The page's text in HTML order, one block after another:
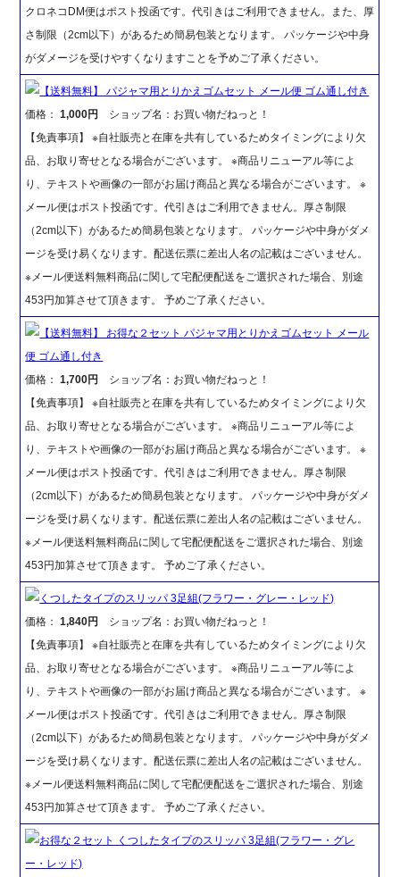
クロネコDM便はポスト投函です。代引きはご利用できません。また、厚
さ制限（2cm以下）があるため簡易包装となります。 パッケージや中身
がダメージを受けやすくなりますことを予めご了承ください。
【送料無料】 パジャマ用とりかえゴムセット メール便 ゴム通し付き
価格：1,000円
ショップ名：お買い物だねっと！
【免責事項】 ※自社販売と在庫を共有しているためタイミングにより欠
品、お取り寄せとなる場合がございます。 ※商品リニューアル等によ
り、テキストや画像の一部がお届け商品と異なる場合がございます。 ※
メール便はポスト投函です。代引きはご利用できません。厚さ制限
（2cm以下）があるため簡易包装となります。 パッケージや中身がダメ
ージを受け易くなります。配送伝票に差出人名の記載はございません。
※メール便送料無料商品に関して宅配便配送をご選択された場合、別途
453円加算させて頂きます。 予めご了承ください。
【送料無料】 お得な２セット パジャマ用とりかえゴムセット メール
便 ゴム通し付き
価格：1,700円
ショップ名：お買い物だねっと！
【免責事項】 ※自社販売と在庫を共有しているためタイミングにより欠
品、お取り寄せとなる場合がございます。 ※商品リニューアル等によ
り、テキストや画像の一部がお届け商品と異なる場合がございます。 ※
メール便はポスト投函です。代引きはご利用できません。厚さ制限
（2cm以下）があるため簡易包装となります。 パッケージや中身がダメ
ージを受け易くなります。配送伝票に差出人名の記載はございません。
※メール便送料無料商品に関して宅配便配送をご選択された場合、別途
453円加算させて頂きます。 予めご了承ください。
くつしたタイプのスリッパ 3足組(フラワー・グレー・レッド)
価格：1,840円
ショップ名：お買い物だねっと！
【免責事項】 ※自社販売と在庫を共有しているためタイミングにより欠
品、お取り寄せとなる場合がございます。 ※商品リニューアル等によ
り、テキストや画像の一部がお届け商品と異なる場合がございます。 ※
メール便はポスト投函です。代引きはご利用できません。厚さ制限
（2cm以下）があるため簡易包装となります。 パッケージや中身がダメ
ージを受け易くなります。配送伝票に差出人名の記載はございません。
※メール便送料無料商品に関して宅配便配送をご選択された場合、別途
453円加算させて頂きます。 予めご了承ください。
お得な２セット くつしたタイプのスリッパ 3足組(フラワー・グレ
ー・レッド)